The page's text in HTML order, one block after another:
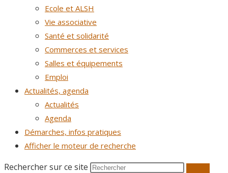
Ecole et ALSH
Vie associative
Santé et solidarité
Commerces et services
Salles et équipements
Emploi
Actualités, agenda
Actualités
Agenda
Démarches, infos pratiques
Afficher le moteur de recherche
Rechercher sur ce site